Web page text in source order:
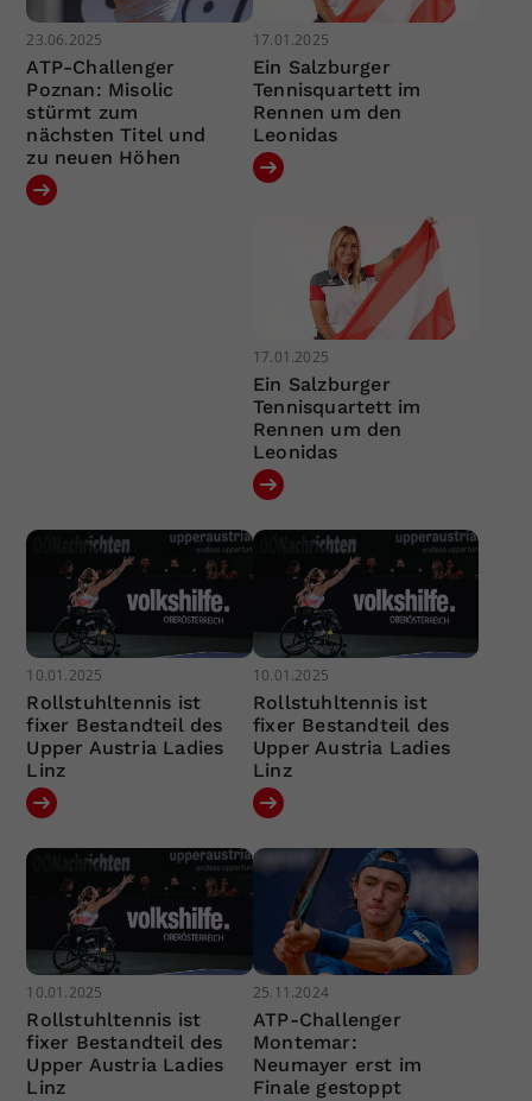
23.06.2025
ATP-Challenger
Poznan: Misolic
stürmt zum
nächsten Titel und
zu neuen Höhen
17.01.2025
Ein Salzburger
Tennisquartett im
Rennen um den
Leonidas
17.01.2025
Ein Salzburger
Tennisquartett im
Rennen um den
Leonidas
10.01.2025
Rollstuhltennis ist
fixer Bestandteil des
Upper Austria Ladies
Linz
10.01.2025
Rollstuhltennis ist
fixer Bestandteil des
Upper Austria Ladies
Linz
10.01.2025
Rollstuhltennis ist
fixer Bestandteil des
Upper Austria Ladies
Linz
25.11.2024
ATP-Challenger
Montemar:
Neumayer erst im
Finale gestoppt